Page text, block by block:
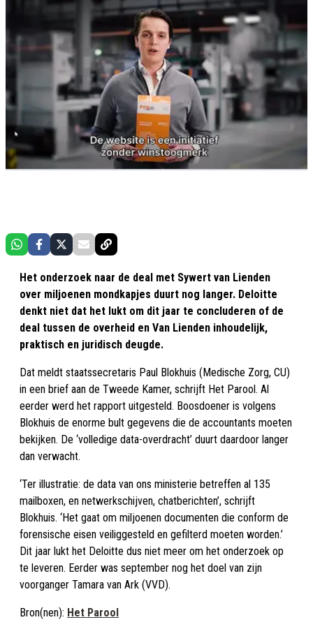
Het onderzoek naar de deal met Sywert van Lienden
over miljoenen mondkapjes duurt nog langer. Deloitte
denkt niet dat het lukt om dit jaar te concluderen of de
deal tussen de overheid en Van Lienden inhoudelijk,
praktisch en juridisch deugde.
Dat meldt staatssecretaris Paul Blokhuis (Medische Zorg, CU)
in een brief aan de Tweede Kamer, schrijft Het Parool. Al
eerder werd het rapport uitgesteld. Boosdoener is volgens
Blokhuis de enorme bult gegevens die de accountants moeten
bekijken. De ‘volledige data-overdracht’ duurt daardoor langer
dan verwacht.
‘Ter illustratie: de data van ons ministerie betreffen al 135
mailboxen, en netwerkschijven, chatberichten’, schrijft
Blokhuis. ‘Het gaat om miljoenen documenten die conform de
forensische eisen veiliggesteld en gefilterd moeten worden.’
Dit jaar lukt het Deloitte dus niet meer om het onderzoek op
te leveren. Eerder was september nog het doel van zijn
voorganger Tamara van Ark (VVD).
Bron(nen): Het Parool